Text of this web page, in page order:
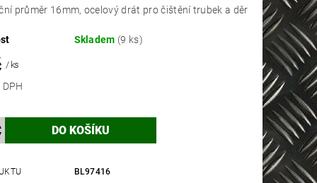
průměr 16mm, ocelový drát pro čištění trubek a děr
Skladem (9 ks)
/ ks
DPH
BL97416